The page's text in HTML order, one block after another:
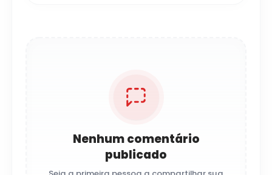
Nenhum comentário
publicado